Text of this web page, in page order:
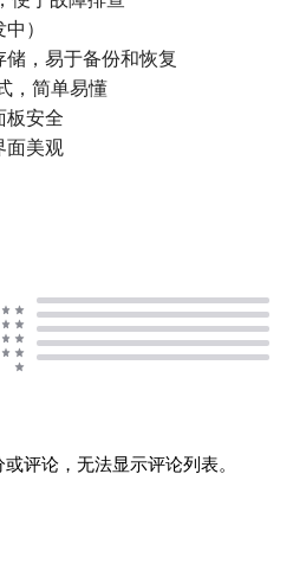
）
储，易于备份和恢复
，简单易懂
板安全
面美观
评论，无法显示评论列表。